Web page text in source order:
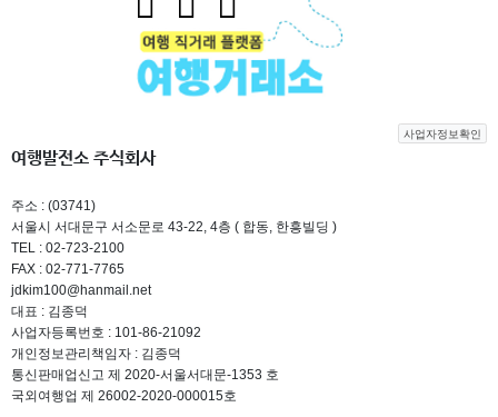
여행발전소 주식회사
사업자정보확인
주소 : (03741)
서울시 서대문구 서소문로 43-22, 4층 ( 합동, 한흥빌딩 )
TEL : 02-723-2100
FAX : 02-771-7765
jdkim100@hanmail.net
대표 : 김종덕
사업자등록번호 : 101-86-21092
개인정보관리책임자 : 김종덕
통신판매업신고 제 2020-서울서대문-1353 호
국외여행업 제 26002-2020-000015호